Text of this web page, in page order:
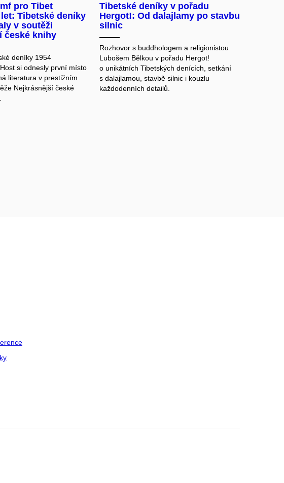
pro Tibet
Tibetské deníky
v soutěži
české knihy
deníky 1954
si odnesly první místo
literatura v prestižním
Nejkrásnější české
Tibetské deníky v pořadu
Hergot!: Od dalajlamy po stavbu
silnic
Rozhovor s buddhologem a religionistou
Lubošem Bělkou v pořadu Hergot!
o unikátních Tibetských denících, setkání
s dalajlamou, stavbě silnic i kouzlu
každodenních detailů.